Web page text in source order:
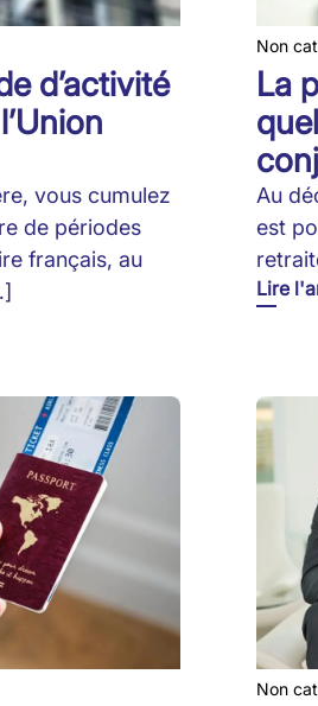
d’activité
vous cumulez
de périodes
français, au
Non
La
Au
est
Lire
Non